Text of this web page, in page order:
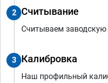
2 Считывание
Считываем
3 Калибровка
Наш профильный